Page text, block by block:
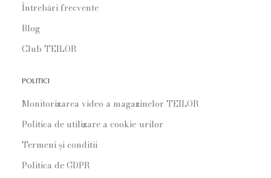
Întrebări frecvente
Blog
Club TEILOR
POLITICI
Monitorizarea video a magazinelor TEILOR
Politica de utilizare a cookie-urilor
Termeni și conditii
Politica de GDPR